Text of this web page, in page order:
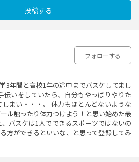
投稿する
フォローする
3年間と高校1年の途中までバスケしてまし
伝いをしていたら、自分もやっぱりやりた
まい・・・。 体力もほとんどないような
ル触ったり体力つけよう！と思い始めた最
バスケは1人でできるスポーツではないの
方ができるといいな、と思って登録してみ